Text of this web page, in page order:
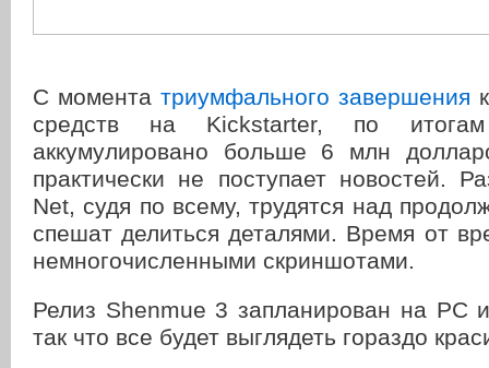
С момента триумфального завершения
средств на Kickstarter, по
аккумулировано больше 6 млн
практически не поступает новостей.
Net, судя по всему, трудятся над
спешат делиться деталями. Время от
немногочисленными скриншотами.
Релиз Shenmue 3 запланирован на PC
так что все будет выглядеть гораздо